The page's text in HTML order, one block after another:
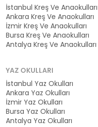
İstanbul Kreş Ve Anaokulları
Ankara Kreş Ve Anaokulları
İzmir Kreş Ve Anaokulları
Bursa Kreş Ve Anaokulları
Antalya Kreş Ve Anaokulları
YAZ OKULLARI
İstanbul Yaz Okulları
Ankara Yaz Okulları
İzmir Yaz Okulları
Bursa Yaz Okulları
Antalya Yaz Okulları